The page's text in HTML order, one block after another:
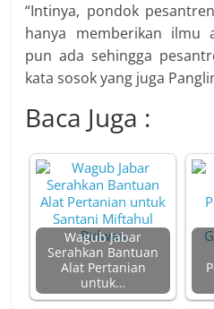
“Intinya, pondok
hanya memberikan ilmu
pun ada sehingga
kata sosok yang juga
Baca Juga :
Wagub Jabar
Serahkan Bantuan
Alat Pertanian
untuk…